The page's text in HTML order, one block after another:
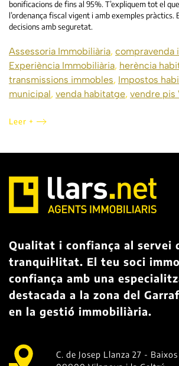
bonificacions de fins al 95%. T’expliquem tot el
l’ordenança fiscal vigent i amb exemples pràctics.
decisions amb seguretat.
Assessoria Immobiliària, compravenda
Experiència Immobiliària, herència
transmissions immobles, Impostos
municipal, venda habitatge, vendre pis
Leer +
Qualitat i confiança al servei
tranquil·litat. El teu soci
confiança amb una
destacada a la zona del
en la gestió immobiliària.
C. de Josep Llanza 27 - Baixos